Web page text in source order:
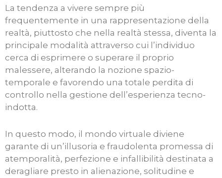
La tendenza a vivere sempre più
frequentemente in una rappresentazione della
realtà, piuttosto che nella realtà stessa, diventa la
principale modalità attraverso cui l’individuo
cerca di esprimere o superare il proprio
malessere, alterando la nozione spazio-
temporale e favorendo una totale perdita di
controllo nella gestione dell’esperienza tecno-
indotta.
In questo modo, il mondo virtuale diviene
garante di un’illusoria e fraudolenta promessa di
atemporalità, perfezione e infallibilità destinata a
deragliare presto in alienazione, solitudine e